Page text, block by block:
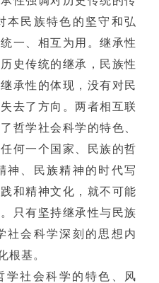
本民族特色的坚守和弘
一、相互为用。继承性
史传统的继承，民族性
承性的体现，没有对民
去了方向。两者相互联
哲学社会科学的特色、
何一个国家、民族的哲
神、民族精神的时代写
和精神文化，就不可能
只有坚持继承性与民族
社会科学深刻的思想内
根基。
学社会科学的特色、风